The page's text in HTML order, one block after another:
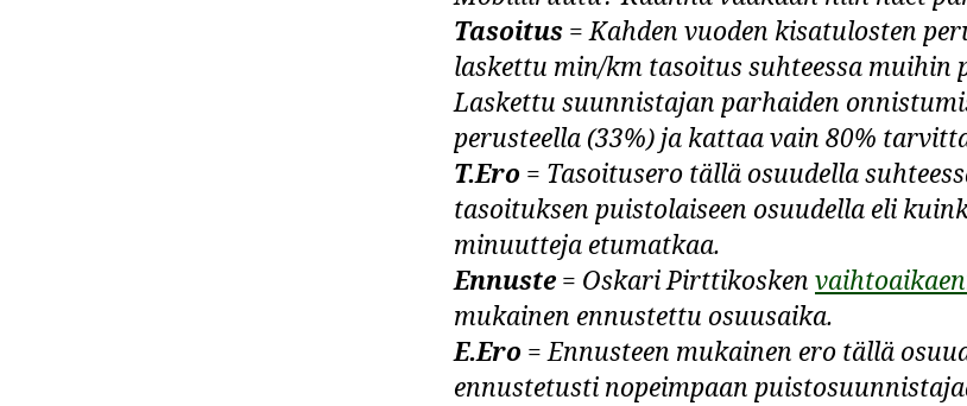
Tasoitus = Kahden vuoden kisatulosten
laskettu min/km tasoitus suhteessa muihin
Laskettu suunnistajan parhaiden
perusteella (33%) ja kattaa vain 80%
T.Ero = Tasoitusero tällä osuudella
tasoituksen puistolaiseen osuudella eli
minuutteja etumatkaa.
Ennuste = Oskari Pirttikosken
mukainen ennustettu osuusaika.
E.Ero = Ennusteen mukainen ero tällä
ennustetusti nopeimpaan